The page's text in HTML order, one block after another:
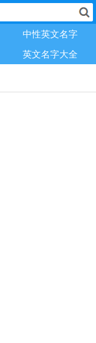
中性英文名字
英文名字大全